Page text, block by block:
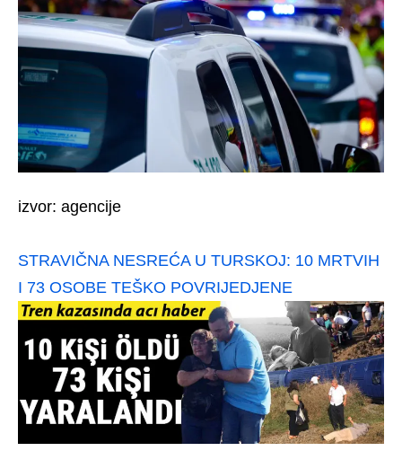
izvor: agencije
STRAVIČNA NESREĆA U TURSKOJ: 10 MRTVIH
I 73 OSOBE TEŠKO POVRIJEDJENE